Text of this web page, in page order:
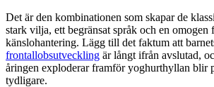
Det är den kombinationen som skapar de
stark vilja, ett begränsat språk och en omogen
känslohantering. Lägg till det faktum att
frontallobsutveckling är långt ifrån avslutad,
åringen exploderar framför yoghurthyllan blir
tydligare.